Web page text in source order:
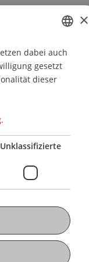
GERMAN
ENGLISH
×
dabei auch
gesetzt
dieser
Unklassifizierte